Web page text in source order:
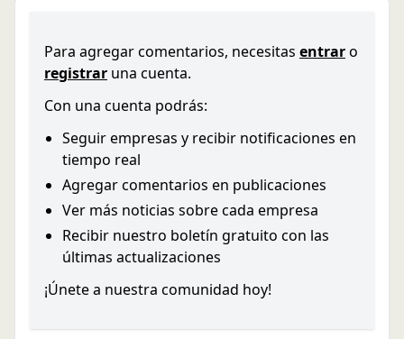
Para agregar comentarios, necesitas entraro
registrar una cuenta.
Con una cuenta podrás:
Seguir empresas y recibir notificaciones en
tiempo real
Agregar comentarios en publicaciones
Ver más noticias sobre cada empresa
Recibir nuestro boletín gratuito con las
últimas actualizaciones
¡Únete a nuestra comunidad hoy!